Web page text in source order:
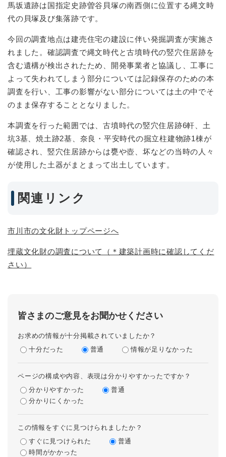
馬坂遺跡は国指定史跡曽谷貝塚の南西側に位置する縄文時
代の貝塚及び集落跡です。
今回の調査地点は建売住宅の建設に伴い発掘調査が実施さ
れました。確認調査で縄文時代と古墳時代の竪穴住居跡を
含む遺構が検出されたため、開発事業者と協議し、工事に
よって失われてしまう部分については記録保存のための本
調査を行い、工事の影響がない部分については土の中でそ
のまま保存することとなりました。
本調査を行った範囲では、古墳時代の竪穴住居跡6軒、土
坑3基、焼土跡2基、奈良・平安時代の掘立柱建物跡1棟が
確認され、竪穴住居跡からは甕や壺、坏などの当時の人々
が使用した土器がまとまって出土しています。
関連リンク
市川市の文化財トップページへ
埋蔵文化財の調査について（＊建築計画時に確認してくだ
さい）
皆さまのご意見をお聞かせください
お求めの情報が十分掲載されていましたか？
十分だった
普通 情報が足りなかった
ページの構成や内容、表現は分かりやすかったですか？
分かりやすかった
普通
分かりにくかった
この情報をすぐに見つけられましたか？
すぐに見つけられた
普通
時間がかかった